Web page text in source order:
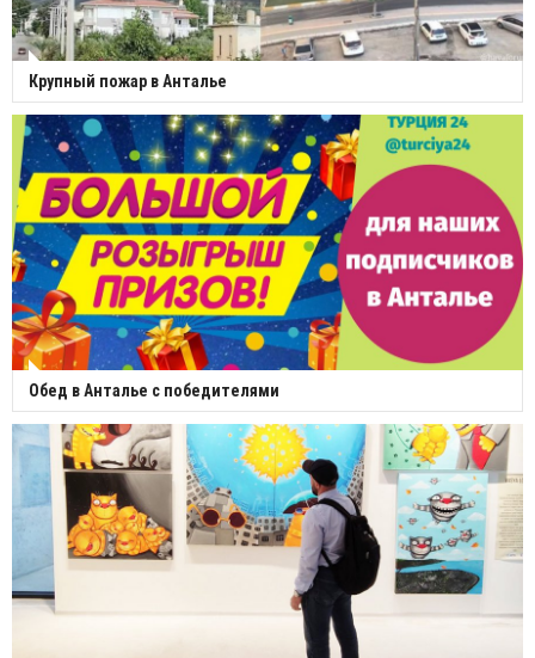
Крупный пожар в Анталье
Обед в Анталье с победителями